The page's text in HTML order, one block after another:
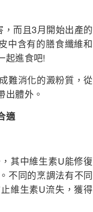
而且3月開始出產的
中含有的膳食纖維和
起進食吧!
消化的澱粉質，從
出體外。
適
其中維生素U能修復
不同的烹調法有不同
維生素U流失，獲得